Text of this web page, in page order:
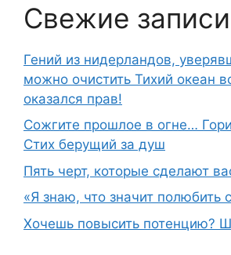
Свежие записи
Гений из нидерландов,
можно очистить Тихий океан
оказался прав!
Сожгите прошлое в огне…
Стих берущий за душ
Пять черт, которые сделают
«Я знаю, что значит полюбить
Хочешь повысить потенцию?